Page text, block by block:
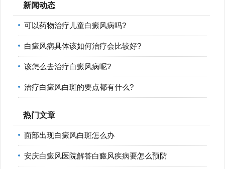
新闻动态
可以药物治疗儿童白癜风病吗?
白癜风病具体该如何治疗会比较好?
该怎么去治疗白癜风病呢?
治疗白癜风白斑的要点都有什么?
热门文章
面部出现白癜风白斑怎么办
安庆白癜风医院解答白癜风疾病要怎么预防